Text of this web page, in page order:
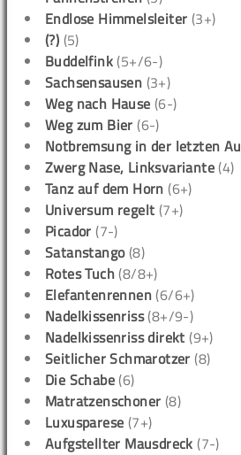
Endlose Himmelsleiter (3+)
(?) (5)
Buddelfink (5+/6-)
Sachsensausen (3+)
Weg nach Hause (6-)
Weg zum Bier (6-)
Notbremsung in der letzten
Zwerg Nase, Linksvariante (4)
Tanz auf dem Horn (6+)
Universum regelt (7+)
Picador (7-)
Satanstango(8)
Rotes Tuch (8/8+)
Elefantenrennen (6/6+)
Nadelkissenriss(8+/9-)
Nadelkissenriss direkt (9+)
Seitlicher Schmarotzer (8)
Die Schabe (6)
Matratzenschoner (8)
Luxusparese (7+)
Aufgstellter Mausdreck (7-)